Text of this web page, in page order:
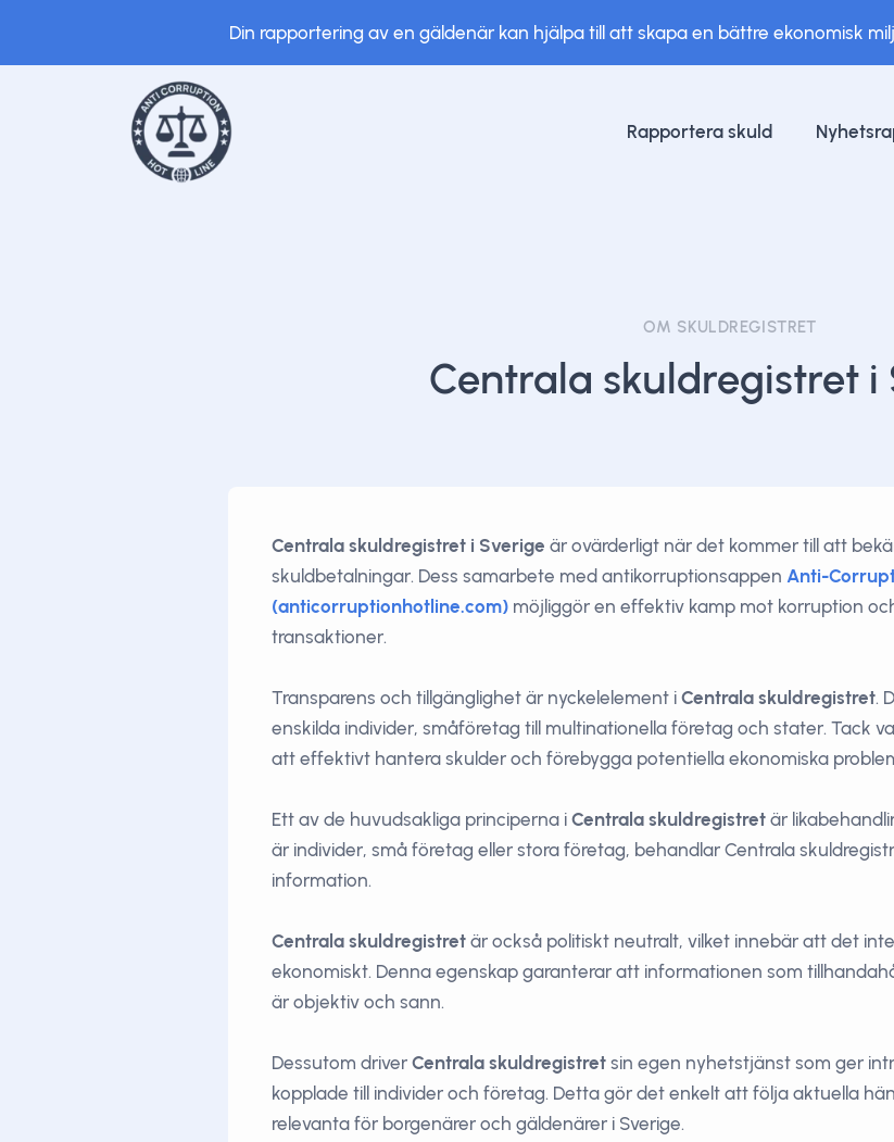
Din rapportering av en gäldenär kan hjälpa till att skapa en bättre ekonomisk
Rapportera skuld
OM SKULDREGISTRET
Centrala skuldregistret i
Centrala skuldregistret i Sverige är ovärderligt när det kommer till att
skuldbetalningar. Dess samarbete med antikorruptionsappen Anti-
(anticorruptionhotline.com)möjliggör en effektiv kamp mot korruption
transaktioner.
Transparens och tillgänglighet är nyckelelement i Centrala skuldregistret.
enskilda individer, småföretag till multinationella företag och stater. Tack
att effektivt hantera skulder och förebygga potentiella ekonomiska
Ett av de huvudsakliga principerna i Centrala skuldregistretär
är individer, små företag eller stora företag, behandlar Centrala
information.
Centrala skuldregistretär också politiskt neutralt, vilket innebär att det
ekonomiskt. Denna egenskap garanterar att informationen som
är objektiv och sann.
Dessutom driver Centrala skuldregistretsin egen nyhetstjänst som ger
kopplade till individer och företag. Detta gör det enkelt att följa aktuella
relevanta för borgenärer och gäldenärer i Sverige.